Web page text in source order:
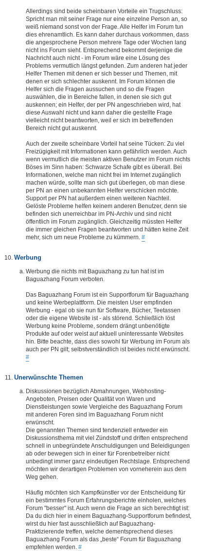
Allerdings sind beide scheinbaren Vorteile ein Trugschluss:
Spricht man mit seiner Frage nur eine einzelne Person an, so
weiß niemand sonst von der Frage. Alle Helfer im Forum tun
dies ehrenamtlich. Es kann daher durchaus vorkommen, dass
die angesprochene Person mehrere Tage oder Wochen lang
nicht ins Forum sieht. Entsprechend bekommt derjenige die
Nachricht auch nicht - im Forum wäre eine Lösung des
Problems vermutlich längst gefunden. Zum anderen hat jeder
Helfer Themen mit denen er sich besser und Themen, mit
denen er sich schlechter auskennt. Im Forum können die
Helfer sich die Fragen aussuchen und so die Fragen
auswählen, die in Bereiche fallen, in denen sie sich gut
auskennen; ein Helfer, der per PN angeschrieben wird, hat
diese Auswahl nicht und kann daher die gestellte Frage
vielleicht nicht beantworten, weil er sich im betreffenden
Bereich nicht gut auskennt.
Auch der zweite scheinbare Vorteil hat seine Tücken: Zu viel
Freizügigkeit mit Informationen kann gefährlich werden. Auch
wenn vermutlich die meisten aktiven Benutzer im Forum nichts
Böses im Sinn haben: Schwarze Schafe gibt es überall. Bei
Informationen, welche man nicht frei im Internet zugänglich
machen würde, sollte man sich gut überlegen, ob man diese
per PN an einen unbekannten Helfer verschicken möchte.
Support per PN hat außerdem einen weiteren Nachteil.
Gelöste Probleme helfen keinem anderen Benutzer, denn sie
befinden sich unerreichbar im PN-Archiv und sind nicht
öffentlich im Forum zugänglich. Gleichzeitig müssten Helfer
die immer gleichen Fragen beantworten und hätten keine Zeit
mehr, sich um neue Probleme zu kümmern. #
Werbung
Werbung die nichts mit Baguazhang zu tun hat ist im
Baguazhang Forum verboten.
Das Baguazhang Forum ist ein Supportforum für Baguazhang
und keine Werbeplattform. Die meisten User empfinden
Werbung - egal ob sie nun für Software, Bücher, Teetassen
oder die eigene Website ist - als störend. Schließlich löst
Werbung keine Probleme, sondern drängt unbenötigte
Produkte auf oder weist auf aktuell uninteressante Websites
hin. Bitte beachte, dass dies sowohl für Werbung im Forum als
auch per PN gilt; selbstverständlich ist beides nicht erwünscht.
#
Unerwünschte Themen
Diskussionen bezüglich Abmahnungen, Webhosting-
Angeboten, Preisen oder Qualität von Waren und
Dienstleistungen sowie Vergleiche des Baguazhang Forum
mit anderen Foren sind im Baguazhang Forum nicht
erwünscht.
Die genannten Themen sind tendenziell entweder ein
Diskussionsthema mit viel Zündstoff und driften entsprechend
schnell in unbegründete Anschuldigungen und Beleidigungen
ab oder bewegen sich in einer für Forenbetreiber nicht
unbedingt immer ganz eindeutigen Rechtslage. Entsprechend
möchten wir derartigen Problemen von vorneherein aus dem
Weg gehen.
Häufig möchten sich Kampfkünstler vor der Entscheidung für
ein bestimmtes Forum Erfahrungsberichte einholen, welches
Forum "besser" ist. Auch wenn die Frage an sich berechtigt ist:
Da du dich hier in einem Baguazhang-Supportforum befindest,
wirst du hier fast ausschließlich auf Baguazhang-
Praktizierende treffen, welche dementsprechend dieses
Baguazhang Forum als das „beste“ Forum für Baguazhang
empfehlen werden. #